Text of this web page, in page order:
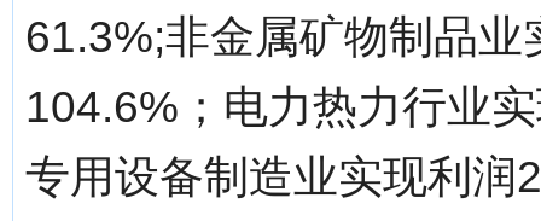
61.3%;非金属矿物制品
104.6%；电力热力行业
专用设备制造业实现利润